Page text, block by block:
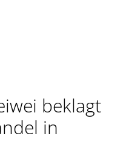
beklagt
in